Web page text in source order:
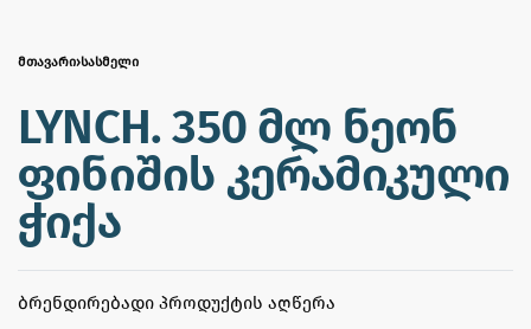
ᲛᲗᲐᲕᲐᲠᲘ›ᲡᲐᲡᲛᲔᲚᲘ
LYNCH. 350 მლ ნეონ
ფინიშის კერამიკული
ჭიქა
ᲑᲠᲔᲜᲓᲘᲠᲔᲑᲐᲓᲘ ᲞᲠᲝᲓᲣᲥᲢᲘᲡ ᲐᲦᲬᲔᲠᲐ